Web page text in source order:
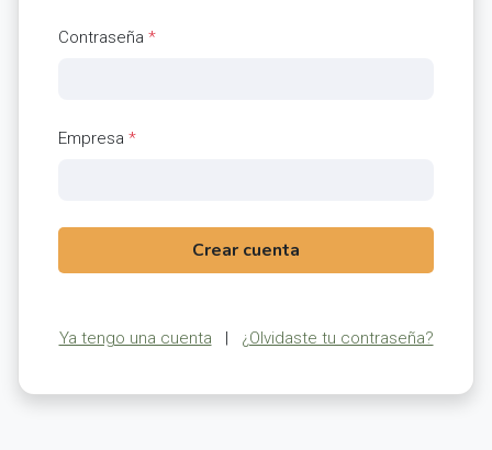
Contraseña *
Empresa *
Crear cuenta
Ya tengo una cuenta | ¿Olvidaste tu contraseña?